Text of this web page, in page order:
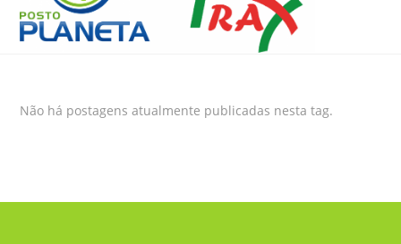
Não há postagens atualmente publicadas nesta tag.